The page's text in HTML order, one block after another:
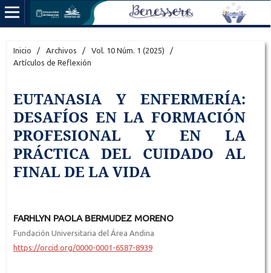
Inicio / Archivos / Vol. 10 Núm. 1 (2025)
/
Artículos de Reflexión
EUTANASIA Y ENFERMERÍA:
DESAFÍOS EN LA FORMACIÓN
PROFESIONAL Y EN LA
PRÁCTICA DEL CUIDADO AL
FINAL DE LA VIDA
FARHLYN PAOLA BERMUDEZ MORENO
Fundación Universitaria del Área Andina
https://orcid.org/0000-0001-6587-8939